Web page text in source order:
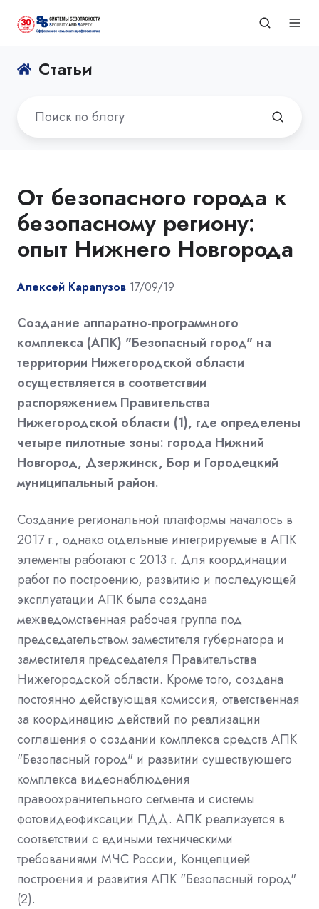
Статьи
От безопасного города к
безопасному региону:
опыт Нижнего Новгорода
Алексей Карапузов 17/09/19
Создание аппаратно-программного
комплекса (АПК) "Безопасный город" на
территории Нижегородской области
осуществляется в соответствии
распоряжением Правительства
Нижегородской области (1), где определены
четыре пилотные зоны: города Нижний
Новгород, Дзержинск, Бор и Городецкий
муниципальный район.
Создание региональной платформы началось в
2017 г., однако отдельные интегрируемые в АПК
элементы работают с 2013 г. Для координации
работ по построению, развитию и последующей
эксплуатации АПК была создана
межведомственная рабочая группа под
председательством заместителя губернатора и
заместителя председателя Правительства
Нижегородской области. Кроме того, создана
постоянно действующая комиссия, ответственная
за координацию действий по реализации
соглашения о создании комплекса средств АПК
"Безопасный город" и развитии существующего
комплекса видеонаблюдения
правоохранительного сегмента и системы
фотовидеофиксации ПДД. АПК реализуется в
соответствии с едиными техническими
требованиями МЧС России, Концепцией
построения и развития АПК "Безопасный город"
(2).